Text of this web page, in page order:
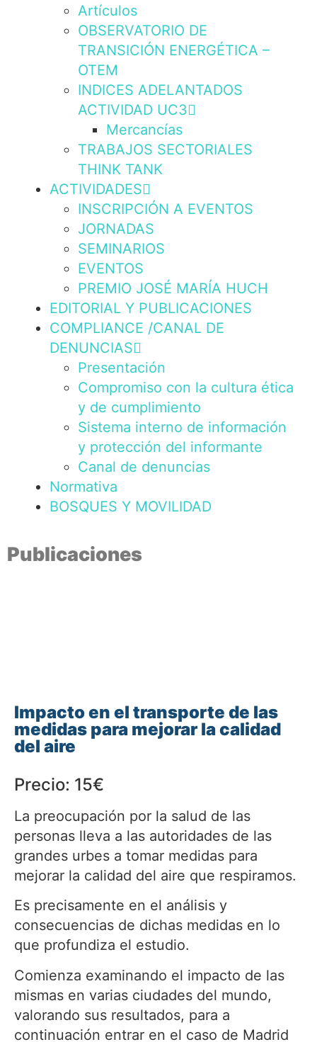
Artículos
OBSERVATORIO DE
TRANSICIÓN ENERGÉTICA –
OTEM
INDICES ADELANTADOS
ACTIVIDAD UC3
Mercancías
TRABAJOS SECTORIALES
THINK TANK
ACTIVIDADES
INSCRIPCIÓN A EVENTOS
JORNADAS
SEMINARIOS
EVENTOS
PREMIO JOSÉ MARÍA HUCH
EDITORIAL Y PUBLICACIONES
COMPLIANCE /CANAL DE
DENUNCIAS
Presentación
Compromiso con la cultura ética
y de cumplimiento
Sistema interno de información
y protección del informante
Canal de denuncias
Normativa
BOSQUES Y MOVILIDAD
Publicaciones
Impacto en el transporte de las
medidas para mejorar la calidad
del aire
Precio: 15€
La preocupación por la salud de las
personas lleva a las autoridades de las
grandes urbes a tomar medidas para
mejorar la calidad del aire que respiramos.
Es precisamente en el análisis y
consecuencias de dichas medidas en lo
que profundiza el estudio.
Comienza examinando el impacto de las
mismas en varias ciudades del mundo,
valorando sus resultados, para a
continuación entrar en el caso de Madrid